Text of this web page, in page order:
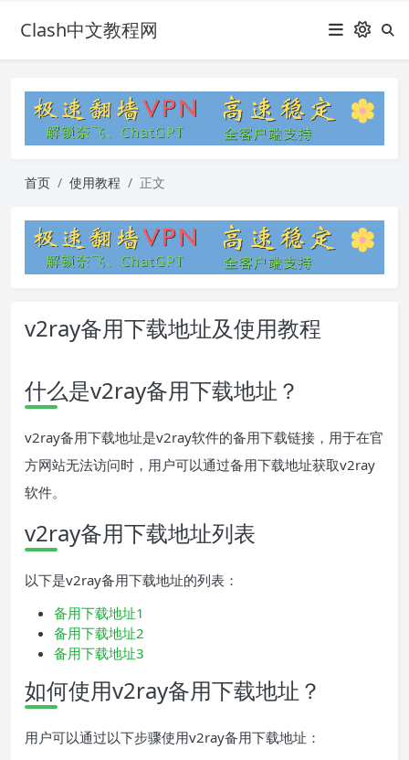
Clash中文教程网
首页 使用教程 正文
v2ray备用下载地址及使用教程
什么是v2ray备用下载地址？
v2ray备用下载地址是v2ray软件的备用下载链接，用于在官
方网站无法访问时，用户可以通过备用下载地址获取v2ray
软件。
v2ray备用下载地址列表
以下是v2ray备用下载地址的列表：
备用下载地址1
备用下载地址2
备用下载地址3
如何使用v2ray备用下载地址？
用户可以通过以下步骤使用v2ray备用下载地址：